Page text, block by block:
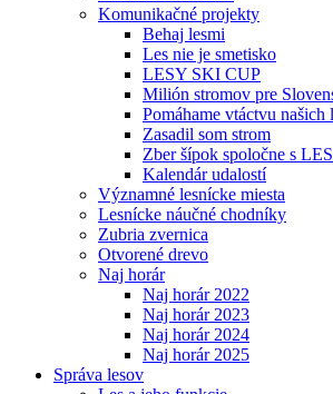
Komunikačné projekty
Behaj lesmi
Les nie je smetisko
LESY SKI CUP
Milión stromov pre
Pomáhame vtáctvu našich
Zasadil som strom
Zber šípok spoločne s
Kalendár udalostí
Významné lesnícke miesta
Lesnícke náučné chodníky
Zubria zvernica
Otvorené drevo
Naj horár
Naj horár 2022
Naj horár 2023
Naj horár 2024
Naj horár 2025
Správa lesov